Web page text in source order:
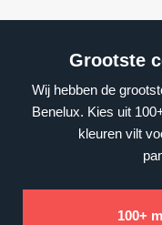
Grootste
Wij hebben de
Benelux. Kies uit
kleuren vilt
100+